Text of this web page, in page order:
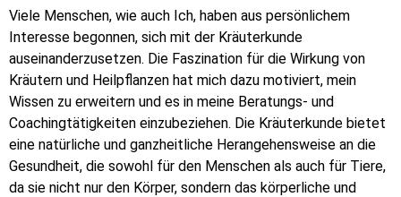
Viele Menschen, wie auch Ich, haben aus persönlichem
Interesse begonnen, sich mit der Kräuterkunde
auseinanderzusetzen. Die Faszination für die Wirkung von
Kräutern und Heilpflanzen hat mich dazu motiviert, mein
Wissen zu erweitern und es in meine Beratungs- und
Coachingtätigkeiten einzubeziehen. Die Kräuterkunde bietet
eine natürliche und ganzheitliche Herangehensweise an die
Gesundheit, die sowohl für den Menschen als auch für Tiere,
da sie nicht nur den Körper, sondern das körperliche und